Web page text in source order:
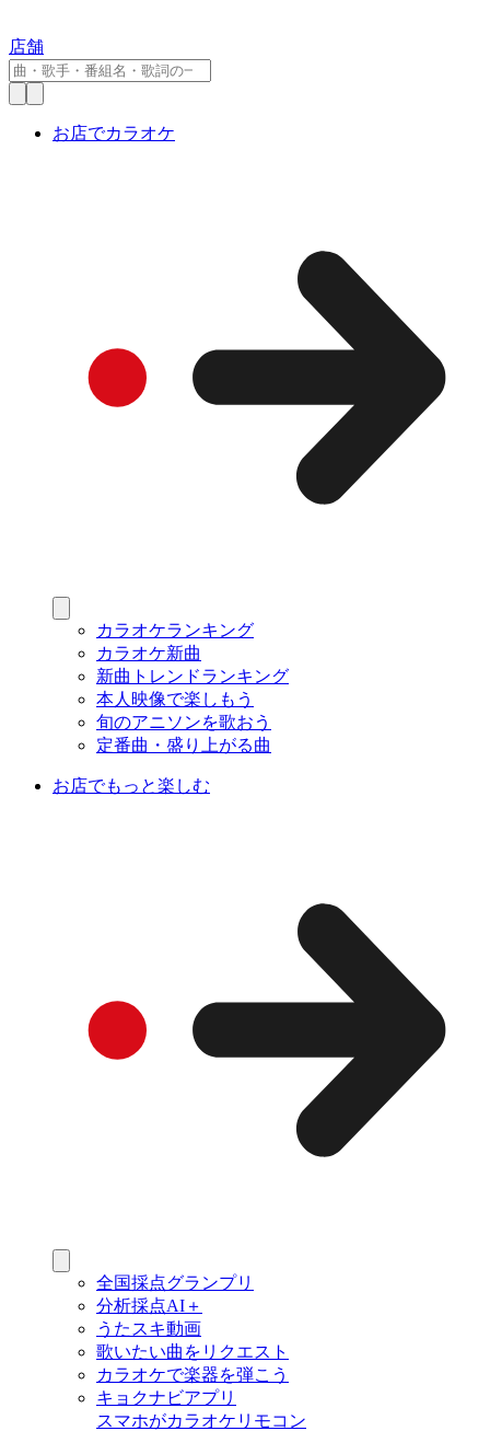
店舗
お店でカラオケ
カラオケランキング
カラオケ新曲
新曲トレンドランキング
本人映像で楽しもう
旬のアニソンを歌おう
定番曲・盛り上がる曲
お店でもっと楽しむ
全国採点グランプリ
分析採点AI＋
うたスキ動画
歌いたい曲をリクエスト
カラオケで楽器を弾こう
キョクナビアプリ
スマホがカラオケリモコン